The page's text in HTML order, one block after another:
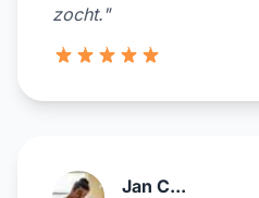
zocht."
5 van de 5 sterren
Jan C...